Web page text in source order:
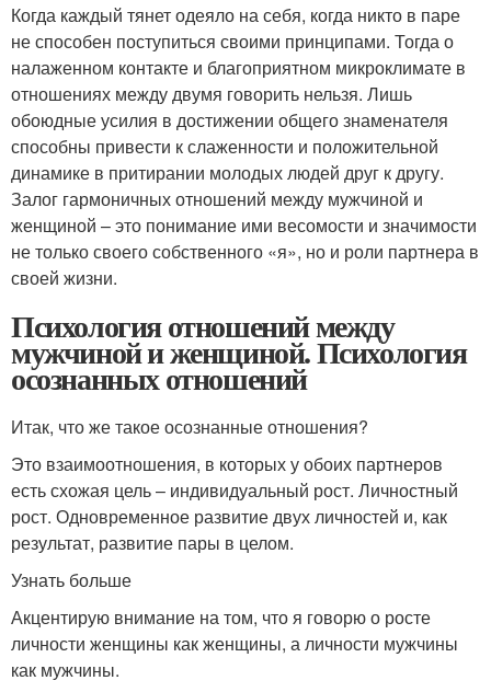
Когда каждый тянет одеяло на себя, когда никто в паре
не способен поступиться своими принципами. Тогда о
налаженном контакте и благоприятном микроклимате в
отношениях между двумя говорить нельзя. Лишь
обоюдные усилия в достижении общего знаменателя
способны привести к слаженности и положительной
динамике в притирании молодых людей друг к другу.
Залог гармоничных отношений между мужчиной и
женщиной – это понимание ими весомости и значимости
не только своего собственного «я», но и роли партнера в
своей жизни.
Психология отношений между
мужчиной и женщиной. Психология
осознанных отношений
Итак, что же такое осознанные отношения?
Это взаимоотношения, в которых у обоих партнеров
есть схожая цель – индивидуальный рост. Личностный
рост. Одновременное развитие двух личностей и, как
результат, развитие пары в целом.
Узнать больше
Акцентирую внимание на том, что я говорю о росте
личности женщины как женщины, а личности мужчины
как мужчины.